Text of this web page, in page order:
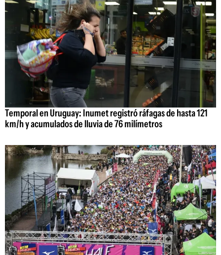
Temporal en Uruguay: Inumet registró ráfagas de hasta 121
km/h y acumulados de lluvia de 76 milímetros